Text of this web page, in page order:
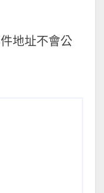
地址不會公